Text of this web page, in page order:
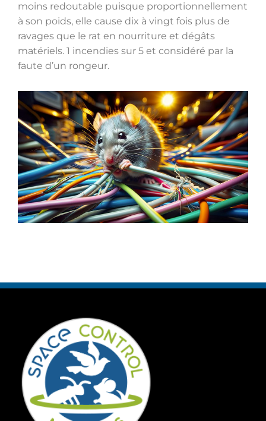
moins redoutable puisque proportionnellement
à son poids, elle cause dix à vingt fois plus de
ravages que le rat en nourriture et dégâts
matériels. 1 incendies sur 5 et considéré par la
faute d’un rongeur.